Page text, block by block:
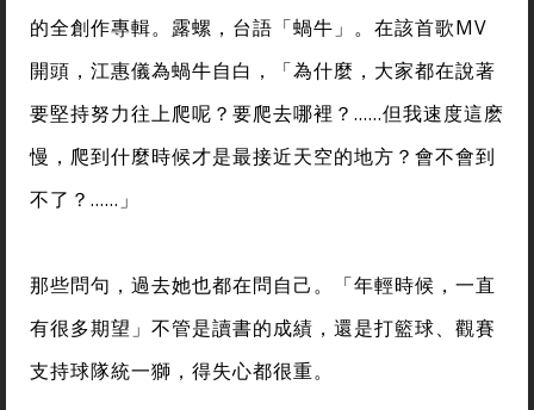
的全創作專輯。露螺，台語「蝸牛」。在該首歌MV
開頭，江惠儀為蝸牛自白，「為什麼，大家都在說著
要堅持努力往上爬呢？要爬去哪裡？……但我速度這麽
慢，爬到什麼時候才是最接近天空的地方？會不會到
不了？……」
那些問句，過去她也都在問自己。「年輕時候，一直
有很多期望」不管是讀書的成績，還是打籃球、觀賽
支持球隊統一獅，得失心都很重。